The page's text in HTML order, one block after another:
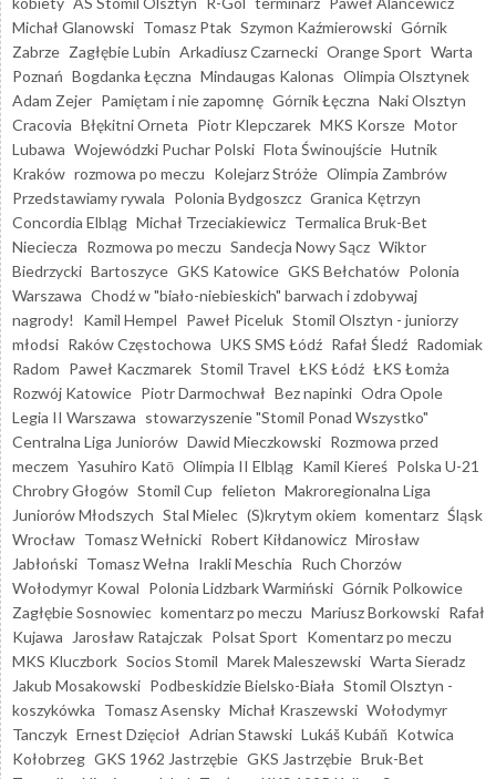
Michał Glanowski Tomasz Ptak Szymon Kaźmierowski Górnik
Zabrze Zagłębie Lubin Arkadiusz Czarnecki Orange Sport Warta
Poznań Bogdanka Łęczna Mindaugas Kalonas Olimpia Olsztynek
Adam Zejer Pamiętam i nie zapomnę Górnik Łęczna Naki Olsztyn
Cracovia Błękitni Orneta Piotr Klepczarek MKS Korsze Motor
Lubawa Wojewódzki Puchar Polski Flota Świnoujście Hutnik
Kraków rozmowa po meczu Kolejarz Stróże Olimpia Zambrów
Przedstawiamy rywala Polonia Bydgoszcz Granica Kętrzyn
Concordia Elbląg Michał Trzeciakiewicz Termalica Bruk-Bet
Nieciecza Rozmowa po meczu Sandecja Nowy Sącz Wiktor
Biedrzycki Bartoszyce GKS Katowice GKS Bełchatów Polonia
Warszawa Chodź w "biało-niebieskich" barwach i zdobywaj
nagrody!
Kamil Hempel Paweł Piceluk Stomil Olsztyn - juniorzy
młodsi Raków Częstochowa UKS SMS Łódź Rafał Śledź Radomiak
Radom Paweł Kaczmarek Stomil Travel ŁKS Łódź ŁKS Łomża
Rozwój Katowice Piotr Darmochwał Bez napinki Odra Opole
Legia II Warszawa stowarzyszenie "Stomil Ponad Wszystko"
Centralna Liga Juniorów Dawid Mieczkowski Rozmowa przed
meczem Yasuhiro Katō Olimpia II Elbląg Kamil Kiereś Polska U-21
Chrobry Głogów Stomil Cup felieton Makroregionalna Liga
Juniorów Młodszych Stal Mielec (S)krytym okiem komentarz Śląsk
Wrocław Tomasz Wełnicki Robert Kiłdanowicz Mirosław
Jabłoński Tomasz Wełna Irakli Meschia Ruch Chorzów
Wołodymyr Kowal Polonia Lidzbark Warmiński Górnik Polkowice
Zagłębie Sosnowiec komentarz po meczu Mariusz Borkowski Rafał
Kujawa
Jarosław Ratajczak Polsat Sport Komentarz po meczu
MKS Kluczbork Socios Stomil Marek Maleszewski Warta Sieradz
Jakub Mosakowski Podbeskidzie Bielsko-Biała Stomil Olsztyn -
koszykówka Tomasz Asensky Michał Kraszewski Wołodymyr
Tanczyk Ernest Dzięcioł Adrian Stawski Lukáš Kubáň Kotwica
Kołobrzeg GKS 1962 Jastrzębie GKS Jastrzębie Bruk-Bet